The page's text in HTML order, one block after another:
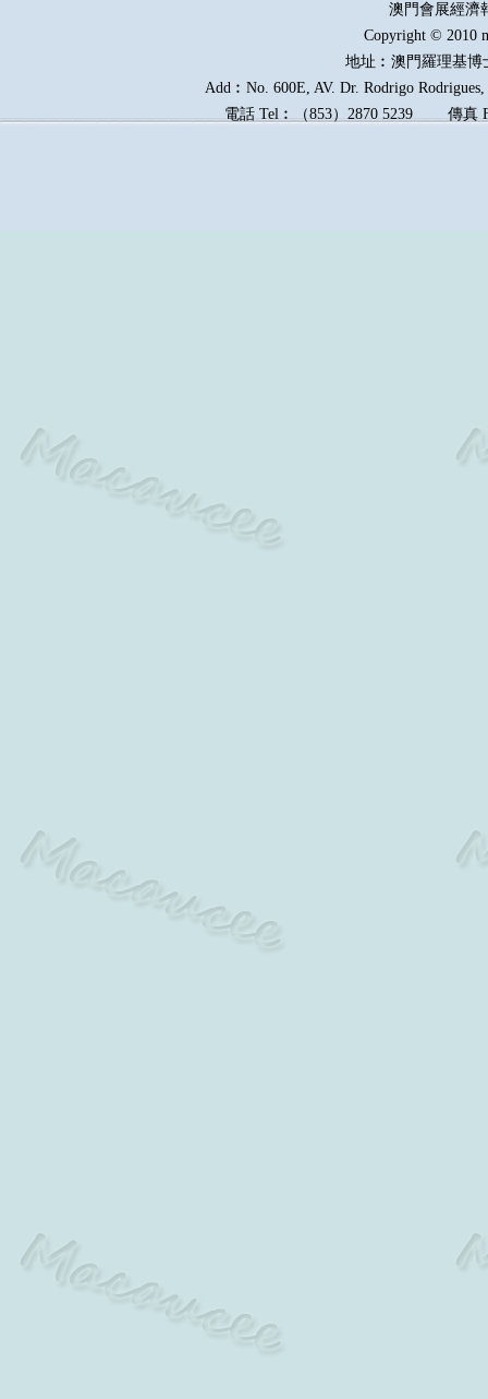
澳門會展經
Copyright © 2010
地址︰澳門羅理基博
Add︰No. 600E, AV. Dr. Rodrigo
電話 Tel︰（853）2870 5239傳真